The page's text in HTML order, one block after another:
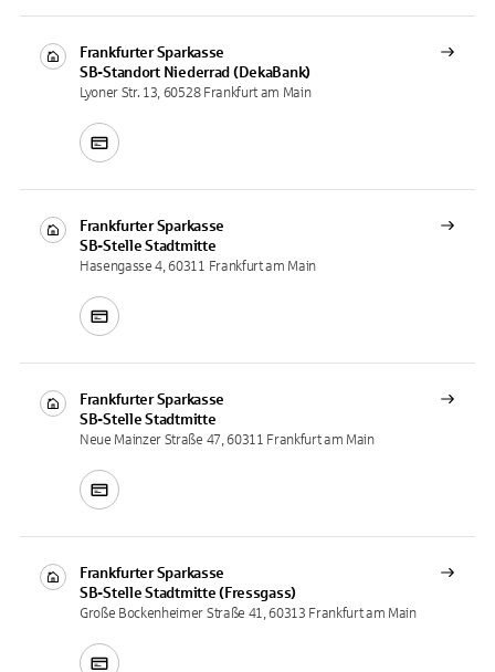
Frankfurter Sparkasse
SB-Standort Niederrad (DekaBank)
Lyoner Str. 13, 60528 Frankfurt am Main
Frankfurter Sparkasse
SB-Stelle Stadtmitte
Hasengasse 4, 60311 Frankfurt am Main
Frankfurter Sparkasse
SB-Stelle Stadtmitte
Neue Mainzer Straße 47, 60311 Frankfurt am Main
Frankfurter Sparkasse
SB-Stelle Stadtmitte (Fressgass)
Große Bockenheimer Straße 41, 60313 Frankfurt am Main